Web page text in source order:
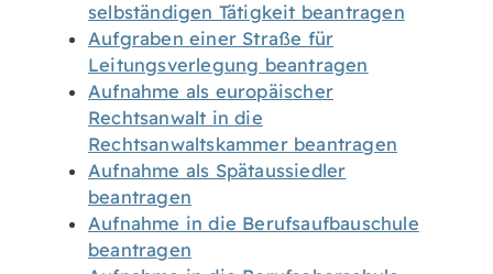
selbständigen Tätigkeit beantragen
Aufgraben einer Straße für
Leitungsverlegung beantragen
Aufnahme als europäischer
Rechtsanwalt in die
Rechtsanwaltskammer beantragen
Aufnahme als Spätaussiedler
beantragen
Aufnahme in die Berufsaufbauschule
beantragen